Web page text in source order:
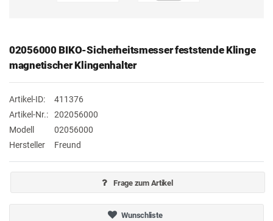
02056000 BIKO-Sicherheitsmesser feststende Klinge
magnetischer Klingenhalter
Artikel-ID:
411376
Artikel-Nr.:
202056000
Modell
02056000
Hersteller
Freund
Frage zum Artikel
Wunschliste